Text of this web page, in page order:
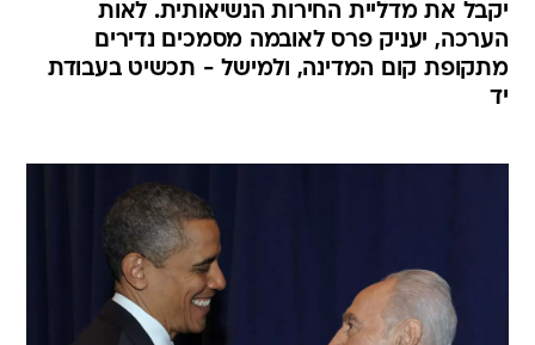
יקבל את מדליית החירות הנשיאותית. לאות
הערכה, יעניק פרס לאובמה מסמכים נדירים
מתקופת קום המדינה, ולמישל - תכשיט בעבודת
יד